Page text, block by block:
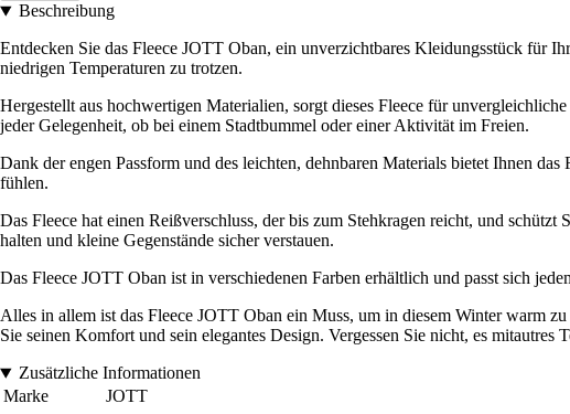
Beschreibung
Entdecken Sie das Fleece JOTT Oban, ein unverzichtbares Kleidungsstück für
niedrigen Temperaturen zu trotzen.
Hergestellt aus hochwertigen Materialien, sorgt dieses Fleece für
jeder Gelegenheit, ob bei einem Stadtbummel oder einer Aktivität im Freien.
Dank der engen Passform und des leichten, dehnbaren Materials bietet Ihnen
fühlen.
Das Fleece hat einen Reißverschluss, der bis zum Stehkragen reicht, und
halten und kleine Gegenstände sicher verstauen.
Das Fleece JOTT Oban ist in verschiedenen Farben erhältlich und passt sich
Alles in allem ist das Fleece JOTT Oban ein Muss, um in diesem Winter warm
Sie seinen Komfort und sein elegantes Design. Vergessen Sie nicht, es
Zusätzliche Informationen
Marke
JOTT